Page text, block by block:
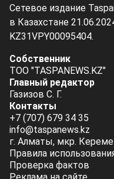
Сетевое издание
в Казахстане
KZ31VPY00095404.
Собственник
ТОО "TASPANEWS.KZ"
Главный редактор
Газизов С. Г.
Контакты
+7 (707) 679 34 35
info@taspanews.kz
г. Алматы, мкр.
Правила
Проверка фактов